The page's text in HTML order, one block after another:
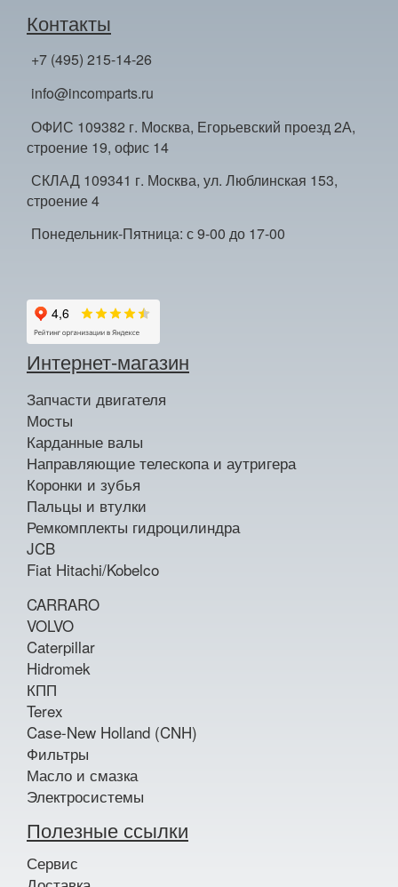
Контакты
+7 (495) 215-14-26
info@incomparts.ru
ОФИС 109382 г. Москва, Егорьевский проезд 2А,
строение 19, офис 14
СКЛАД 109341 г. Москва, ул. Люблинская 153,
строение 4
Понедельник-Пятница: с 9-00 до 17-00
Интернет-магазин
Запчасти двигателя
Мосты
Карданные валы
Направляющие телескопа и аутригера
Коронки и зубья
Пальцы и втулки
Ремкомплекты гидроцилиндра
JCB
Fiat Hitachi/Kobelco
CARRARO
VOLVO
Caterpillar
Hidromek
КПП
Terex
Case-New Holland (CNH)
Фильтры
Масло и смазка
Электросистемы
Полезные ссылки
Сервис